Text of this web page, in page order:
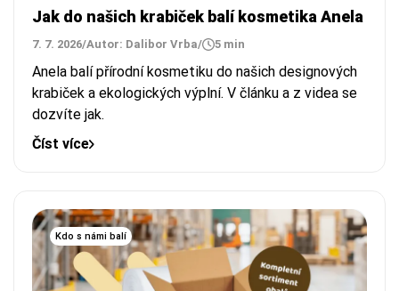
Jak do našich krabiček balí kosmetika Anela
7. 7. 2026/Autor: Dalibor Vrba/ 5 min
Anela balí přírodní kosmetiku do našich designových
krabiček a ekologických výplní. V článku a z videa se
dozvíte jak.
Číst více
Kdo s námi balí